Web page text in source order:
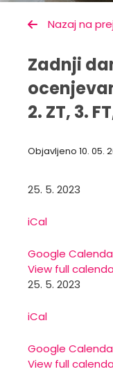
Nazaj na
Zadnji
2. ZT, 3.
Objavljeno 10. 05.
25. 5. 2023
iCal
Google
View full
25. 5. 2023
iCal
Google
View full